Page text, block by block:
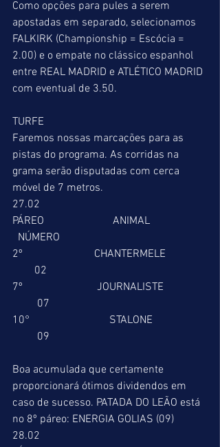
Como opções para pules a serem
apostadas em separado, selecionamos
FALKIRK (Championship = Escócia =
2.00) e o empate no clássico espanhol
entre REAL MADRID e ATLÉTICO MADRID
com eventual de 3.50.
TURFE
Faremos nossas marcações para as
pistas do programa. As corridas na
grama serão disputadas com cerca
móvel de 7 metros.
27.02
PÁREO                         ANIMAL
  NÚMERO
2º                          CHANTERMELE
        02
7º                           JOURNALISTE
         07
10°                             STALONE
         09
Boa acumulada que certamente
proporcionará ótimos dividendos em
caso de sucesso. PATADA DO LEÃO está
no 8º páreo: ENERGIA GOLIAS (09)
28.02